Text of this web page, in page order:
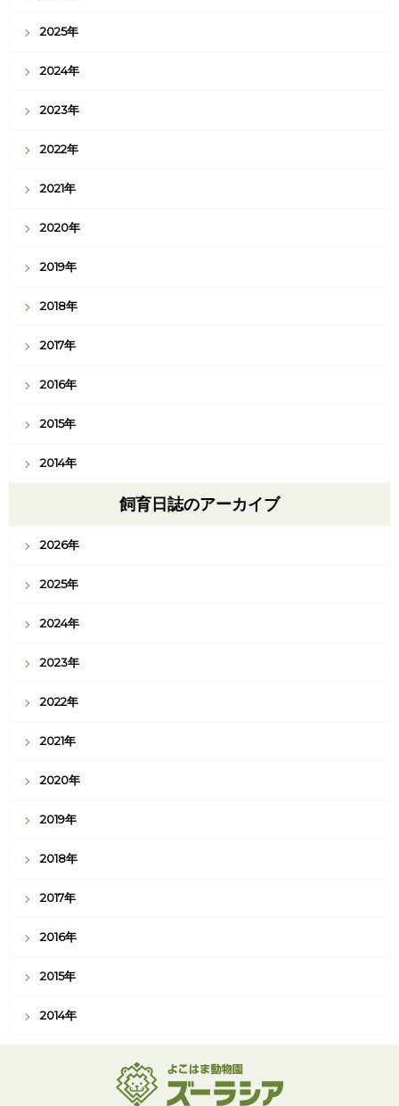
2025年
2024年
2023年
2022年
2021年
2020年
2019年
2018年
2017年
2016年
2015年
2014年
飼育日誌のアーカイブ
2026年
2025年
2024年
2023年
2022年
2021年
2020年
2019年
2018年
2017年
2016年
2015年
2014年